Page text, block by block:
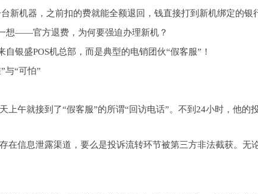
新机器，之前扣的费就能全额退回，钱直接打到新机绑定的银
想——官方退费，为何要强迫办理新机？
银盛POS机总部，而是典型的电销团伙“假客服”！
与“可怕”
上午就接到了“假客服”的所谓“回访电话”。不到24小时，他的
在信息泄露渠道，要么是投诉流转环节被第三方非法截获。无